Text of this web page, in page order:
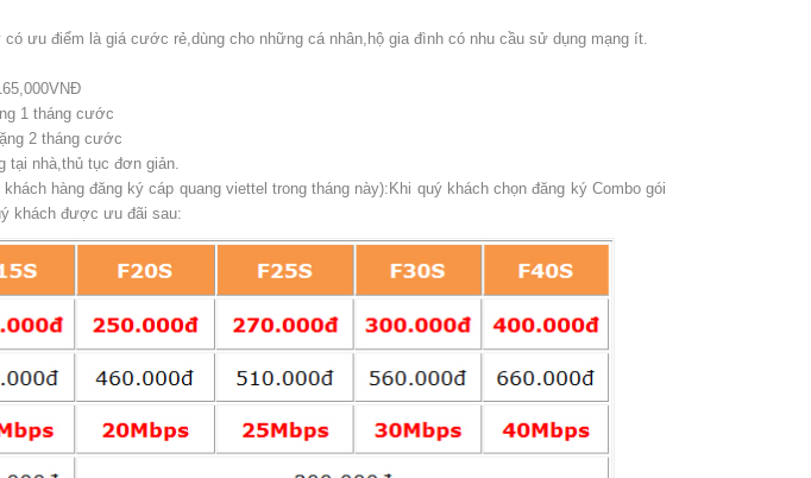
ưu điểm là giá cước rẻ,dùng cho những cá nhân,hộ gia đình có nhu cầu sử dụng mạng ít.
1 tháng cước
2 tháng cước
tại nhà,thủ tục đơn giản.
khách hàng đăng ký cáp quang viettel trong tháng này):Khi quý khách chọn đăng ký Combo gói
khách được ưu đãi sau: